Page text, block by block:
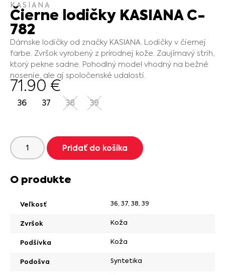
KASIANA
Čierne lodičky KASIANA C-
782
Dámske lodičky od značky KASIANA. Lodičky v čiernej
farbe. Zvršok vyrobený z prírodnej kože. Zaujímavý strih,
ktorý pekne sadne. Pohodlný model vhodný na bežné
nosenie, ale aj spoločenské udalosti.
71.90 €
36 37 38 39
Pridať do košíka
O produkte
Veľkosť 36, 37, 38, 39
Zvršok Koža
Podšívka Koža
Podošva Syntetika